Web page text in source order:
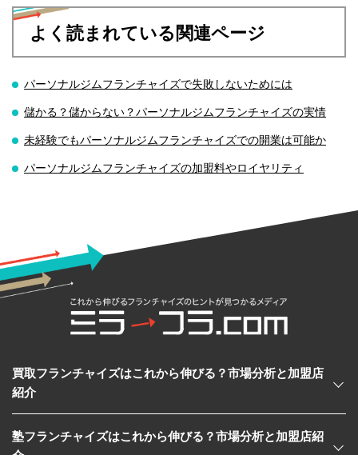
よく読まれている関連ページ
パーソナルジムフランチャイズで失敗しないためには
儲かる？儲からない？パーソナルジムフランチャイズの実情
未経験でもパーソナルジムフランチャイズでの開業は可能か
パーソナルジムフランチャイズの加盟料やロイヤリティ
買取フランチャイズはこれから伸びる？市場分析と加盟店
紹介
塾フランチャイズはこれから伸びる？市場分析と加盟店紹